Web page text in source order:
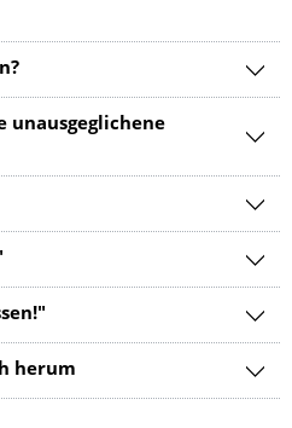
unausgeglichene
herum